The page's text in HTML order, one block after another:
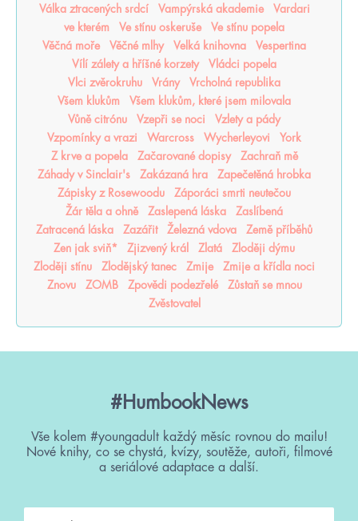
Válka ztracených srdcí
Vampýrská akademie
Vardari
ve kterém
Ve stínu oskeruše
Ve stínu popela
Věčná moře
Věčné mlhy Velká knihovna
Vespertina
Vílí zálety a hříšné korzety
Vládci popela
Vlci zvěrokruhu
Vrány
Vrcholná republika
Všem klukům
Všem klukům, které jsem milovala
Vůně citrónu
Vzepři se noci
Vzlety a pády
Vzpomínky a vrazi
Warcross Wycherleyovi
York
Z krve a popela
Začarované dopisy
Zachraň mě
Záhady v Sinclair's
Zakázaná hra
Zapečetěná hrobka
Zápisky z Rosewoodu
Záporáci smrti neutečou
Žár těla a ohně
Zaslepená láska
Zaslíbená
Zatracená láska
Zazářit Železná vdova
Země příběhů
Zen jak sviň*
Zjizvený král Zlatá
Zloději dýmu
Zloději stínu
Zlodějský tanec Zmije
Zmije a křídla noci
Znovu
ZOMB Zpovědi podezřelé
Zůstaň se mnou
Zvěstovatel
#HumbookNews
Vše kolem #youngadult každý měsíc rovnou do mailu!
Nové knihy, co se chystá, kvízy, soutěže, autoři, filmové
a seriálové adaptace a další.